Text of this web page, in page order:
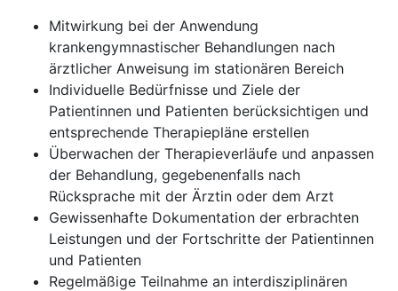
Mitwirkung bei der Anwendung
krankengymnastischer Behandlungen nach
ärztlicher Anweisung im stationären Bereich
Individuelle Bedürfnisse und Ziele der
Patientinnen und Patienten berücksichtigen und
entsprechende Therapiepläne erstellen
Überwachen der Therapieverläufe und anpassen
der Behandlung, gegebenenfalls nach
Rücksprache mit der Ärztin oder dem Arzt
Gewissenhafte Dokumentation der erbrachten
Leistungen und der Fortschritte der Patientinnen
und Patienten
Regelmäßige Teilnahme an interdisziplinären